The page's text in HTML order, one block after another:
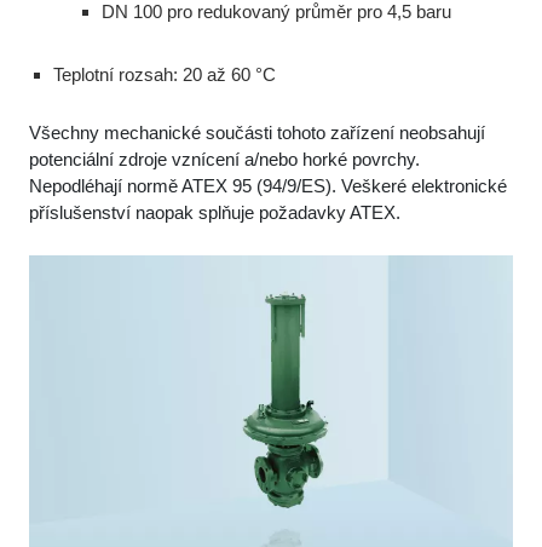
DN 100 pro redukovaný průměr pro 4,5 baru
Teplotní rozsah: 20 až 60 °C
Všechny mechanické součásti tohoto zařízení neobsahují
potenciální zdroje vznícení a/nebo horké povrchy.
Nepodléhají normě ATEX 95 (94/9/ES). Veškeré elektronické
příslušenství naopak splňuje požadavky ATEX.